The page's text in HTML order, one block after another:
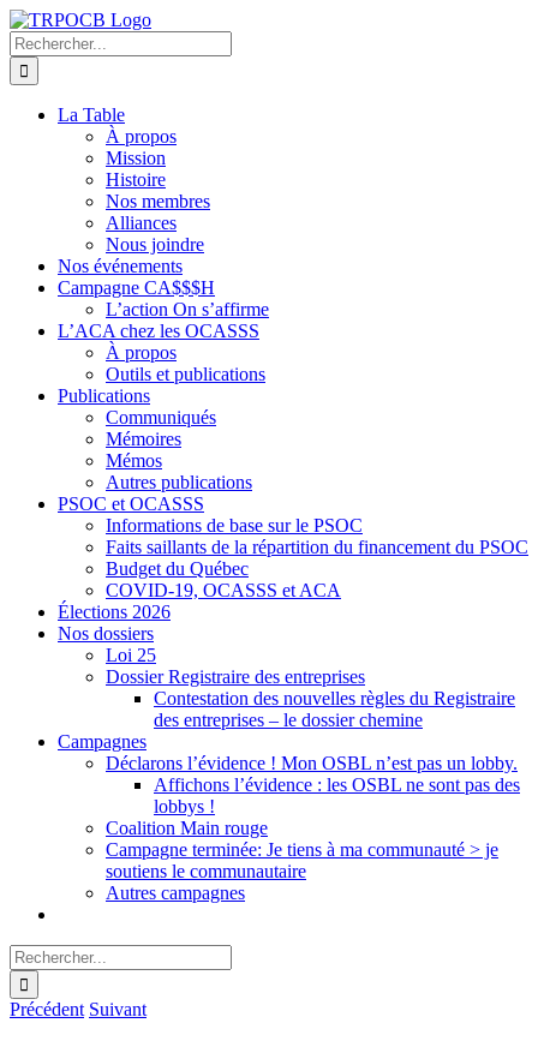
Passer
au
contenu
Rechercher:
La Table
À propos
Mission
Histoire
Nos membres
Alliances
Nous joindre
Nos événements
Campagne CA$$$H
L’action On s’affirme
L’ACA chez les OCASSS
À propos
Outils et publications
Publications
Communiqués
Mémoires
Mémos
Autres publications
PSOC et OCASSS
Informations de base sur le PSOC
Faits saillants de la répartition du financement du PSOC
Budget du Québec
COVID-19, OCASSS et ACA
Élections 2026
Nos dossiers
Loi 25
Dossier Registraire des entreprises
Contestation des nouvelles règles du Registraire
des entreprises – le dossier chemine
Campagnes
Déclarons l’évidence ! Mon OSBL n’est pas un lobby.
Affichons l’évidence : les OSBL ne sont pas des
lobbys !
Coalition Main rouge
Campagne terminée: Je tiens à ma communauté > je
soutiens le communautaire
Autres campagnes
Rechercher:
Précédent Suivant